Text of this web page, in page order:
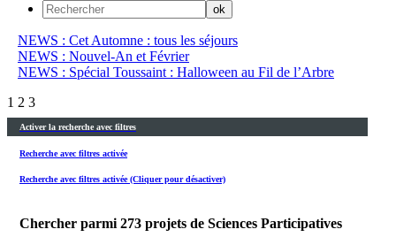
NEWS : Cet Automne : tous les séjours
NEWS : Nouvel-An et Février
NEWS : Spécial Toussaint : Halloween au Fil de l’Arbre
1 2 3
Activer la recherche avec filtres
Recherche avec filtres activée
Recherche avec filtres activée (Cliquer pour désactiver)
Chercher parmi 273 projets de Sciences Participatives